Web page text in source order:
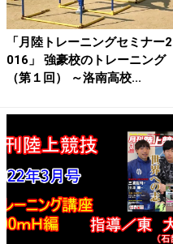
「月陸トレーニングセミナー2
016」 強豪校のトレーニング
（第１回） ～洛南高校...